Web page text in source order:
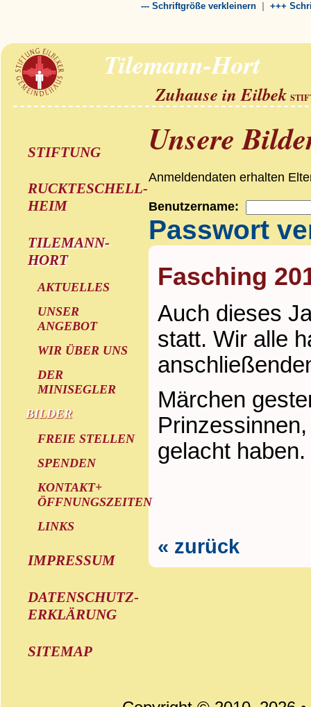
--- Schriftgröße verkleinern | +++
Tilemann-Hort
Zuhause in Eilbek
STIFTUNG
RUCKTESCHELL-
HEIM
TILEMANN-
HORT
AKTUELLES
UNSER
ANGEBOT
WIR ÜBER UNS
DER
MINISEGLER
BILDER
FREIE STELLEN
SPENDEN
KONTAKT+
ÖFFNUNGSZEITEN
LINKS
IMPRESSUM
DATENSCHUTZ-
ERKLÄRUNG
SITEMAP
Unsere
Anmeldendaten erhalten
Benutzername:
Passwort
Fasching
Auch dieses
statt. Wir alle
Märchen
gelacht haben.
« zurück